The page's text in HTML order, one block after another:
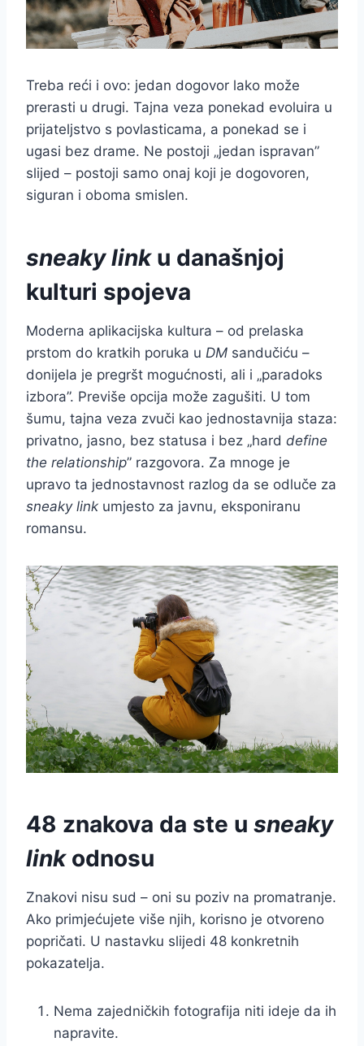
Treba reći i ovo: jedan dogovor lako može
prerasti u drugi. Tajna veza ponekad evoluira u
prijateljstvo s povlasticama, a ponekad se i
ugasi bez drame. Ne postoji „jedan ispravan”
slijed – postoji samo onaj koji je dogovoren,
siguran i oboma smislen.
sneaky linku današnjoj
kulturi spojeva
Moderna aplikacijska kultura – od prelaska
prstom do kratkih poruka u DM sandučiću –
donijela je pregršt mogućnosti, ali i „paradoks
izbora”. Previše opcija može zagušiti. U tom
šumu, tajna veza zvuči kao jednostavnija staza:
privatno, jasno, bez statusa i bez „hard define
the relationship” razgovora. Za mnoge je
upravo ta jednostavnost razlog da se odluče za
sneaky link umjesto za javnu, eksponiranu
romansu.
48 znakova da ste u sneaky
linkodnosu
Znakovi nisu sud – oni su poziv na promatranje.
Ako primjećujete više njih, korisno je otvoreno
popričati. U nastavku slijedi 48 konkretnih
pokazatelja.
Nema zajedničkih fotografija niti ideje da ih
napravite.